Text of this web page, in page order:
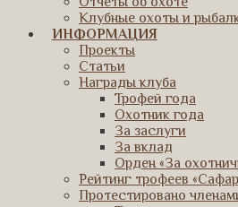
Клубные охоты и
ИНФОРМАЦИЯ
Проекты
Статьи
Награды клуба
Трофей года
Охотник года
За заслуги
За вклад
Орден «За
Рейтинг трофеев
Протестировано